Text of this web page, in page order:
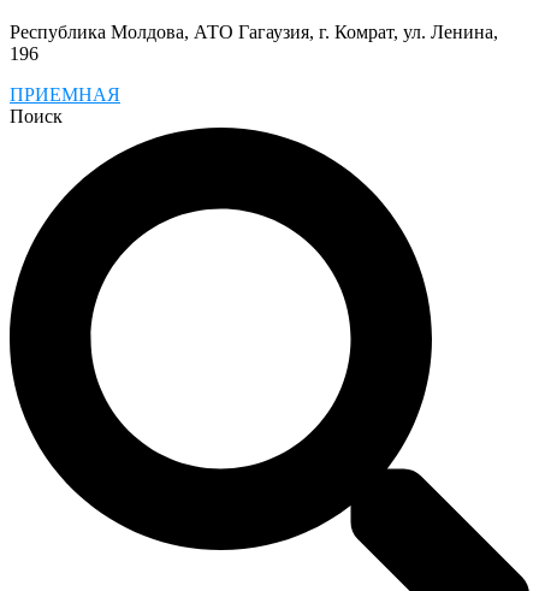
Республика Молдова, АТО Гагаузия, г. Комрат, ул. Ленина,
196
ПРИЕМНАЯ
Поиск